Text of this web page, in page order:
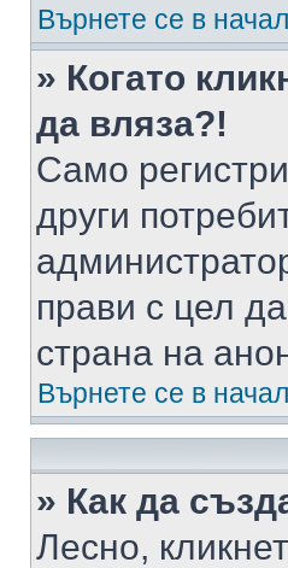
Върнете се в
» Когато
да вляза?!
Само
други
прави с цел
страна на
Върнете се в
» Как да
Лесно,